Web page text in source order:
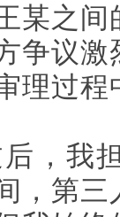
某之
争议
理过
后，我
，第